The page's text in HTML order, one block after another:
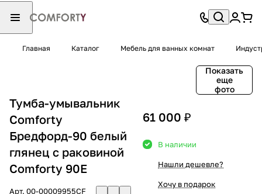
Главная Каталог Мебель для ванных комнат
Показать
еще
фото
Тумба-умывальник
Comforty
Бредфорд-90 белый
глянец с раковиной
Comforty 90E
Арт. 00-00009955CF
61 000 ₽
В наличии
Нашли дешевле?
Хочу в подарок